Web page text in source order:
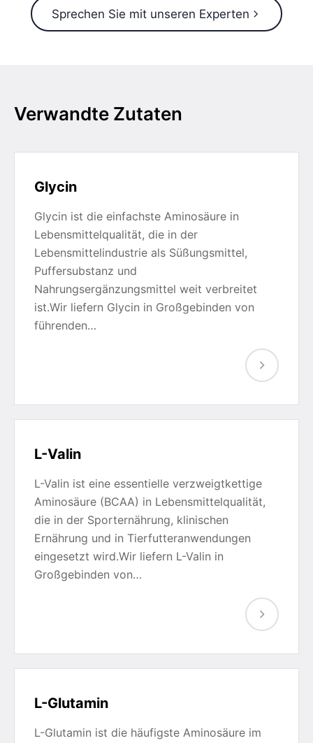
Sprechen Sie mit unseren Experten
Verwandte Zutaten
Glycin
Glycin ist die einfachste Aminosäure in
Lebensmittelqualität, die in der
Lebensmittelindustrie als Süßungsmittel,
Puffersubstanz und
Nahrungsergänzungsmittel weit verbreitet
ist.Wir liefern Glycin in Großgebinden von
führenden…
L-Valin
L-Valin ist eine essentielle verzweigtkettige
Aminosäure (BCAA) in Lebensmittelqualität,
die in der Sporternährung, klinischen
Ernährung und in Tierfutteranwendungen
eingesetzt wird.Wir liefern L-Valin in
Großgebinden von…
L-Glutamin
L-Glutamin ist die häufigste Aminosäure im